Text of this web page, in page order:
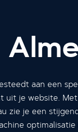
aan een
uit je website.
zie je een